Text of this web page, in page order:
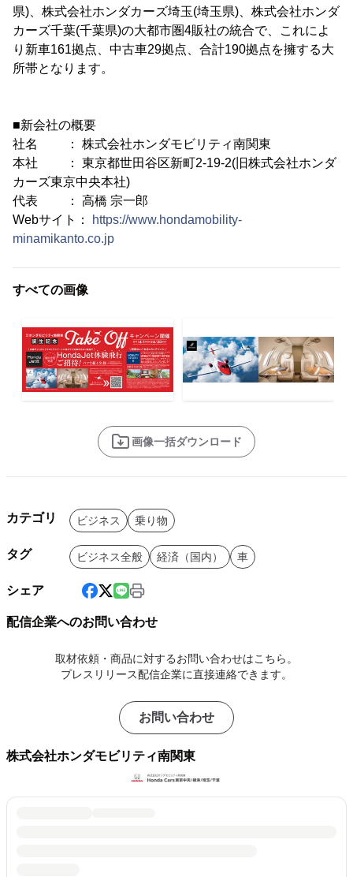
県)、株式会社ホンダカーズ埼玉(埼玉県)、株式会社ホンダ
カーズ千葉(千葉県)の大都市圏4販社の統合で、これによ
り新車161拠点、中古車29拠点、合計190拠点を擁する大
所帯となります。
■新会社の概要
社名 ： 株式会社ホンダモビリティ南関東
本社 ： 東京都世田谷区新町2-19-2(旧株式会社ホンダ
カーズ東京中央本社)
代表 ： 高橋 宗一郎
Webサイト：
https://www.hondamobility-
minamikanto.co.jp
すべての画像
画像一括ダウンロード
カテゴリ ビジネス 乗り物
タグ ビジネス全般 経済（国内） 車
シェア
配信企業へのお問い合わせ
取材依頼・商品に対するお問い合わせはこちら。
プレスリリース配信企業に直接連絡できます。
お問い合わせ
株式会社ホンダモビリティ南関東